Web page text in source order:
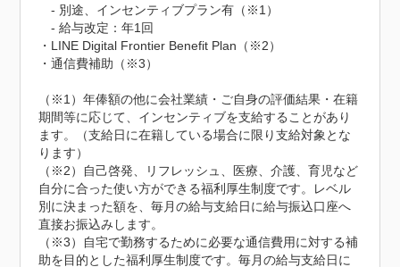
- 別途、インセンティブプラン有（※1）
- 給与改定：年1回
・LINE Digital Frontier Benefit Plan（※2）
・通信費補助（※3）
（※1）年俸額の他に会社業績・ご自身の評価結果・在籍
期間等に応じて、インセンティブを支給することがあり
ます。（支給日に在籍している場合に限り支給対象とな
ります）
（※2）自己啓発、リフレッシュ、医療、介護、育児など
自分に合った使い方ができる福利厚生制度です。レベル
別に決まった額を、毎月の給与支給日に給与振込口座へ
直接お振込みします。
（※3）自宅で勤務するために必要な通信費用に対する補
助を目的とした福利厚生制度です。毎月の給与支給日に